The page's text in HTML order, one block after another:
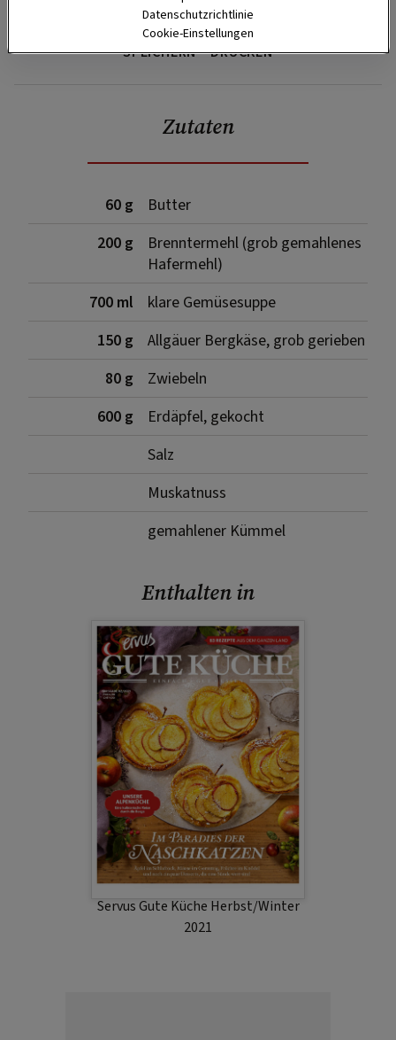
SPEICHERN DRUCKEN
Zutaten
60 g
Butter
200 g
Brenntermehl (grob gemahlenes
Hafermehl)
700 ml
klare Gemüsesuppe
150 g
Allgäuer Bergkäse, grob gerieben
80 g
Zwiebeln
600 g
Erdäpfel, gekocht
Salz
Muskatnuss
gemahlener Kümmel
Enthalten in
Servus Gute Küche Herbst/Winter
2021
Datenschutzrichtlinie
Cookie-Einstellungen